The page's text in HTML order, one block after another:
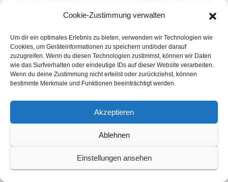
Cookie-Zustimmung verwalten
Um dir ein optimales Erlebnis zu bieten, verwenden wir Technologien wie
Cookies, um Geräteinformationen zu speichern und/oder darauf
zuzugreifen. Wenn du diesen Technologien zustimmst, können wir Daten
wie das Surfverhalten oder eindeutige IDs auf dieser Website verarbeiten.
Wenn du deine Zustimmung nicht erteilst oder zurückziehst, können
bestimmte Merkmale und Funktionen beeinträchtigt werden.
Akzeptieren
Ablehnen
Einstellungen ansehen
MiniArt – 53004 – 1/35
AUG. 6, 2026
P-47N-1-RE Thunderbolt / Red-
E-Ruth
Revell - 04867 - 1/48